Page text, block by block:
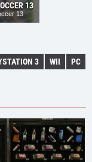
13
13
3 WII PC